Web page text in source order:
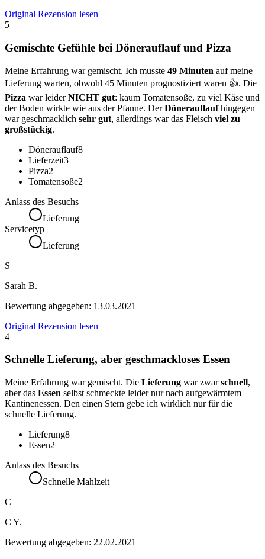
Original Rezension lesen
5
Gemischte Gefühle bei Dönerauflauf und Pizza
Meine Erfahrung war gemischt. Ich musste 49 Minuten auf meine
Lieferung warten, obwohl 45 Minuten prognostiziert waren 👍. Die
Pizza war leiderNICHT gut: kaum Tomatensoße, zu viel Käse und
der Boden wirkte wie aus der Pfanne. DerDönerauflaufhingegen
war geschmacklich sehr gut, allerdings war das Fleisch viel zu
großstückig.
Dönerauflauf8
Lieferzeit3
Pizza2
Tomatensoße2
Anlass des Besuchs
Lieferung
Servicetyp
Lieferung
S
Sarah B.
Bewertung abgegeben: 13.03.2021
Original Rezension lesen
4
Schnelle Lieferung, aber geschmackloses Essen
Meine Erfahrung war gemischt. Die Lieferung war zwarschnell,
aber das Essen selbst schmeckte leider nur nach aufgewärmtem
Kantinenessen. Den einen Stern gebe ich wirklich nur für die
schnelle Lieferung.
Lieferung8
Essen2
Anlass des Besuchs
Schnelle Mahlzeit
C
C Y.
Bewertung abgegeben: 22.02.2021